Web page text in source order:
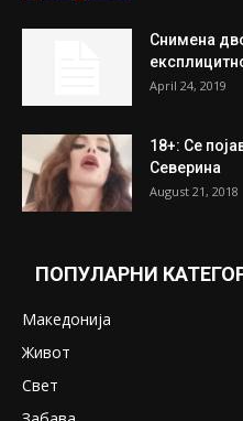
Снимена
April 24, 2019
18+: Се
Северина
August 21, 2018
ПОПУЛАРНИ
Македонија
Живот
Свет